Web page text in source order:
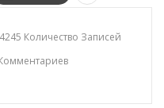
4245 Количество Записей